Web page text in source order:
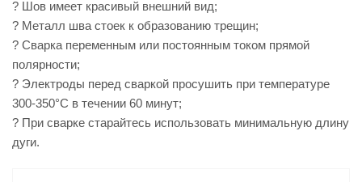
? Шов имеет красивый внешний вид;
? Металл шва стоек к образованию трещин;
? Сварка переменным или постоянным током прямой
полярности;
? Электроды перед сваркой просушить при температуре
300-350°С в течении 60 минут;
? При сварке старайтесь использовать минимальную длину
дуги.